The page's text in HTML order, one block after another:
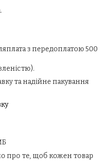
з передоплатою 500
та надійне пакування
про те, щоб кожен товар